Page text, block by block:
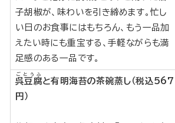
子胡椒が、味わいを引き締めます。忙し
い日のお食事にはもちろん、もう一品加
えたい時にも重宝する、手軽ながらも満
足感のある一品です。
呉豆腐
ごとうふ
と有明海苔の茶碗蒸し（税込567
円）